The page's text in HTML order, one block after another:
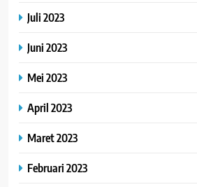
Juli 2023
Juni 2023
Mei 2023
April 2023
Maret 2023
Februari 2023